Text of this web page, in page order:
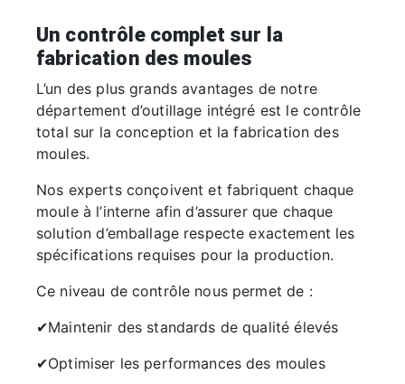
Un contrôle complet sur la
fabrication des moules
L’un des plus grands avantages de notre
département d’outillage intégré est le contrôle
total sur la conception et la fabrication des
moules.
Nos experts conçoivent et fabriquent chaque
moule à l’interne afin d’assurer que chaque
solution d’emballage respecte exactement les
spécifications requises pour la production.
Ce niveau de contrôle nous permet de :
✔Maintenir des standards de qualité élevés
✔Optimiser les performances des moules